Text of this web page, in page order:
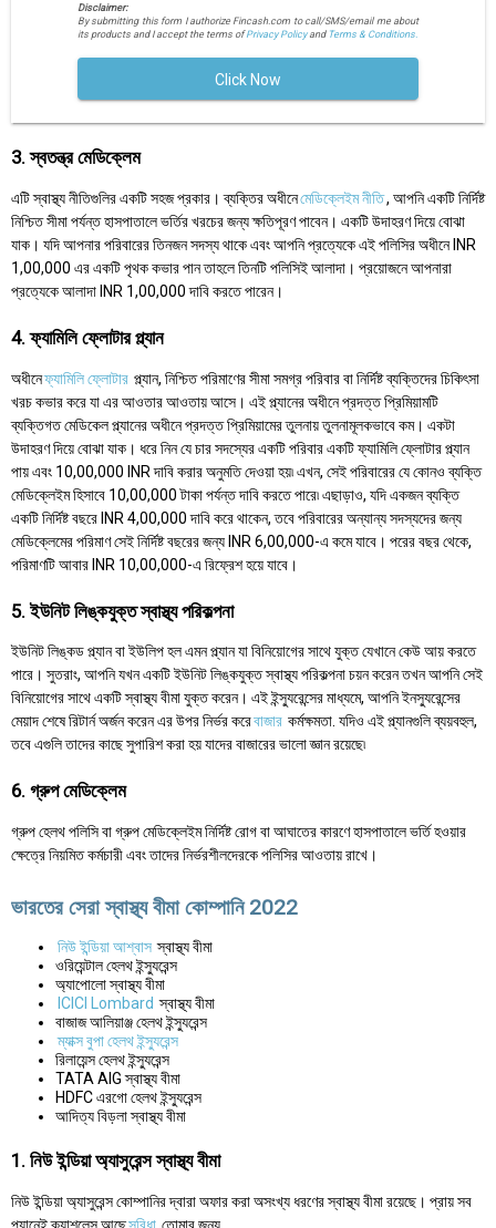
Disclaimer:
By submitting this form I authorize Fincash.com to call/SMS/email me about
its products and I accept the terms ofPrivacy Policyand Terms & Conditions.
Click Now
3. স্বতন্ত্র মেডিক্লেম
এটি স্বাস্থ্য নীতিগুলির একটি সহজ প্রকার। ব্যক্তির অধীনেমেডিক্লেইম নীতি, আপনি একটি নির্দিষ্ট
নিশ্চিত সীমা পর্যন্ত হাসপাতালে ভর্তির খরচের জন্য ক্ষতিপূরণ পাবেন। একটি উদাহরণ দিয়ে বোঝা
যাক। যদি আপনার পরিবারের তিনজন সদস্য থাকে এবং আপনি প্রত্যেকে এই পলিসির অধীনে INR
1,00,000 এর একটি পৃথক কভার পান তাহলে তিনটি পলিসিই আলাদা। প্রয়োজনে আপনারা
প্রত্যেকে আলাদা INR 1,00,000 দাবি করতে পারেন।
4. ফ্যামিলি ফ্লোটার প্ল্যান
অধীনেফ্যামিলি ফ্লোটার প্ল্যান, নিশ্চিত পরিমাণের সীমা সমগ্র পরিবার বা নির্দিষ্ট ব্যক্তিদের চিকিৎসা
খরচ কভার করে যা এর আওতার আওতায় আসে। এই প্ল্যানের অধীনে প্রদত্ত প্রিমিয়ামটি
ব্যক্তিগত মেডিকেল প্ল্যানের অধীনে প্রদত্ত প্রিমিয়ামের তুলনায় তুলনামূলকভাবে কম। একটা
উদাহরণ দিয়ে বোঝা যাক। ধরে নিন যে চার সদস্যের একটি পরিবার একটি ফ্যামিলি ফ্লোটার প্ল্যান
পায় এবং 10,00,000 INR দাবি করার অনুমতি দেওয়া হয়৷ এখন, সেই পরিবারের যে কোনও ব্যক্তি
মেডিক্লেইম হিসাবে 10,00,000 টাকা পর্যন্ত দাবি করতে পারে৷ এছাড়াও, যদি একজন ব্যক্তি
একটি নির্দিষ্ট বছরে INR 4,00,000 দাবি করে থাকেন, তবে পরিবারের অন্যান্য সদস্যদের জন্য
মেডিক্লেমের পরিমাণ সেই নির্দিষ্ট বছরের জন্য INR 6,00,000-এ কমে যাবে। পরের বছর থেকে,
পরিমাণটি আবার INR 10,00,000-এ রিফ্রেশ হয়ে যাবে।
5. ইউনিট লিঙ্কযুক্ত স্বাস্থ্য পরিকল্পনা
ইউনিট লিঙ্কড প্ল্যান বা ইউলিপ হল এমন প্ল্যান যা বিনিয়োগের সাথে যুক্ত যেখানে কেউ আয় করতে
পারে। সুতরাং, আপনি যখন একটি ইউনিট লিঙ্কযুক্ত স্বাস্থ্য পরিকল্পনা চয়ন করেন তখন আপনি সেই
বিনিয়োগের সাথে একটি স্বাস্থ্য বীমা যুক্ত করেন। এই ইন্স্যুরেন্সের মাধ্যমে, আপনি ইনস্যুরেন্সের
মেয়াদ শেষে রিটার্ন অর্জন করেন এর উপর নির্ভর করেবাজার কর্মক্ষমতা. যদিও এই প্ল্যানগুলি ব্যয়বহুল,
তবে এগুলি তাদের কাছে সুপারিশ করা হয় যাদের বাজারের ভালো জ্ঞান রয়েছে৷
6. গ্রুপ মেডিক্লেম
গ্রুপ হেলথ পলিসি বা গ্রুপ মেডিক্লেইম নির্দিষ্ট রোগ বা আঘাতের কারণে হাসপাতালে ভর্তি হওয়ার
ক্ষেত্রে নিয়মিত কর্মচারী এবং তাদের নির্ভরশীলদেরকে পলিসির আওতায় রাখে।
ভারতের সেরা স্বাস্থ্য বীমা কোম্পানি 2022
নিউ ইন্ডিয়া আশ্বাস স্বাস্থ্য বীমা
ওরিয়েন্টাল হেলথ ইন্স্যুরেন্স
অ্যাপোলো স্বাস্থ্য বীমা
ICICI Lombard স্বাস্থ্য বীমা
বাজাজ আলিয়াঞ্জ হেলথ ইন্স্যুরেন্স
ম্যাক্স বুপা হেলথ ইন্স্যুরেন্স
রিলায়েন্স হেলথ ইন্স্যুরেন্স
TATA AIG স্বাস্থ্য বীমা
HDFC এরগো হেলথ ইন্স্যুরেন্স
আদিত্য বিড়লা স্বাস্থ্য বীমা
1. নিউ ইন্ডিয়া অ্যাসুরেন্স স্বাস্থ্য বীমা
নিউ ইন্ডিয়া অ্যাসুরেন্স কোম্পানির দ্বারা অফার করা অসংখ্য ধরণের স্বাস্থ্য বীমা রয়েছে। প্রায় সব
প্যানেই ক্যাশলেস আছেসুবিধা তোমার জন্য.